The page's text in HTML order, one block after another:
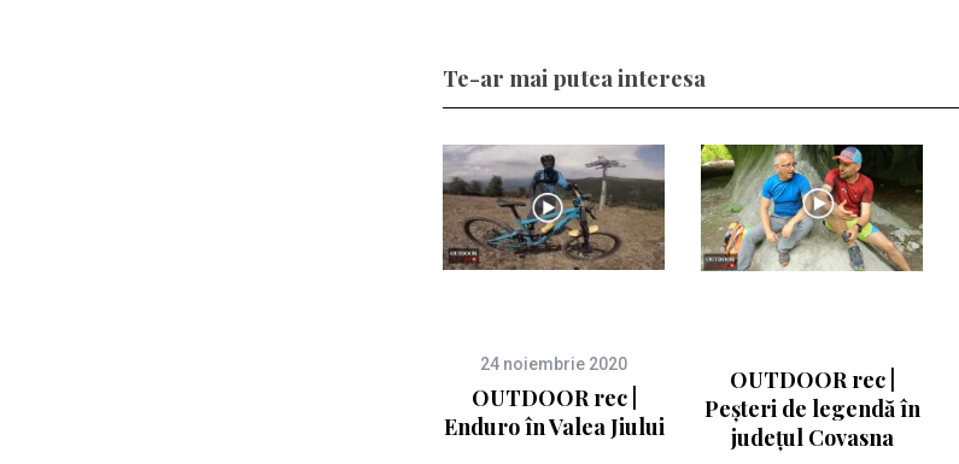
Te-ar mai putea interesa
24 noiembrie 2020
OUTDOOR rec |
Enduro în Valea Jiului
OUTDOOR rec |
Peșteri de legendă în
județul Covasna